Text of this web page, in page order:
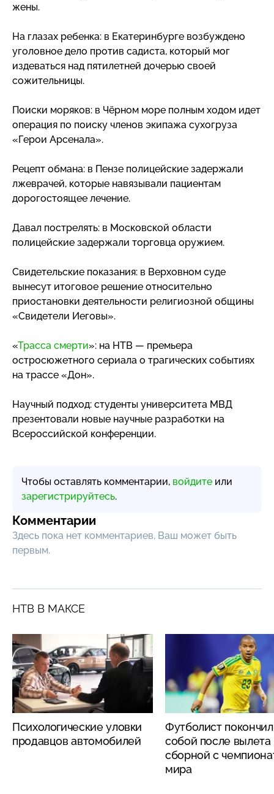
жены.
На глазах ребенка: в Екатеринбурге возбуждено
уголовное дело против садиста, который мог
издеваться над пятилетней дочерью своей
сожительницы.
Поиски моряков: в Чёрном море полным ходом идет
операция по поиску членов экипажа сухогруза
«Герои Арсенала».
Рецепт обмана: в Пензе полицейские задержали
лжеврачей, которые навязывали пациентам
дорогостоящее лечение.
Давал пострелять: в Московской области
полицейские задержали торговца оружием.
Свидетельские показания: в Верховном суде
вынесут итоговое решение относительно
приостановки деятельности религиозной общины
«Свидетели Иеговы».
«Трасса смерти»: на НТВ — премьера
остросюжетного сериала о трагических событиях
на трассе «Дон».
Научный подход: студенты университета МВД
презентовали новые научные разработки на
Всероссийской конференции.
Чтобы оставлять комментарии, войдите или
зарегистрируйтесь.
Комментарии
Здесь пока нет комментариев, Ваш может быть
первым.
НТВ В МАКСЕ
Психологические уловки
продавцов автомобилей
Футболист
собой после вылета
сборной с
мира